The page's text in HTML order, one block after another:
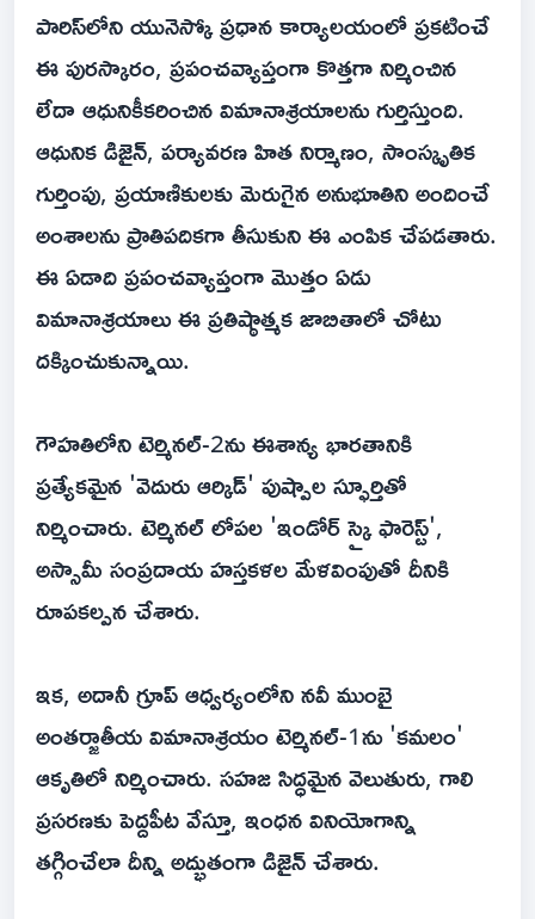
పారిస్‌లోని యునెస్కో ప్రధాన కార్యాలయంలో ప్రకటించే
ఈ పురస్కారం, ప్రపంచవ్యాప్తంగా కొత్తగా నిర్మించిన
లేదా ఆధునికీకరించిన విమానాశ్రయాలను గుర్తిస్తుంది.
ఆధునిక డిజైన్, పర్యావరణ హిత నిర్మాణం, సాంస్కృతిక
గుర్తింపు, ప్రయాణికులకు మెరుగైన అనుభూతిని అందించే
అంశాలను ప్రాతిపదికగా తీసుకుని ఈ ఎంపిక చేపడతారు.
ఈ ఏడాది ప్రపంచవ్యాప్తంగా మొత్తం ఏడు
విమానాశ్రయాలు ఈ ప్రతిష్ఠాత్మక జాబితాలో చోటు
దక్కించుకున్నాయి.
గౌహతిలోని టెర్మినల్-2ను ఈశాన్య భారతానికి
ప్రత్యేకమైన 'వెదురు ఆర్కిడ్' పుష్పాల స్ఫూర్తితో
నిర్మించారు. టెర్మినల్ లోపల 'ఇండోర్ స్కై ఫారెస్ట్',
అస్సామీ సంప్రదాయ హస్తకళల మేళవింపుతో దీనికి
రూపకల్పన చేశారు.
ఇక, అదానీ గ్రూప్ ఆధ్వర్యంలోని నవీ ముంబై
అంతర్జాతీయ విమానాశ్రయం టెర్మినల్-1ను 'కమలం'
ఆకృతిలో నిర్మించారు. సహజ సిద్ధమైన వెలుతురు, గాలి
ప్రసరణకు పెద్దపీట వేస్తూ, ఇంధన వినియోగాన్ని
తగ్గించేలా దీన్ని అద్భుతంగా డిజైన్ చేశారు.